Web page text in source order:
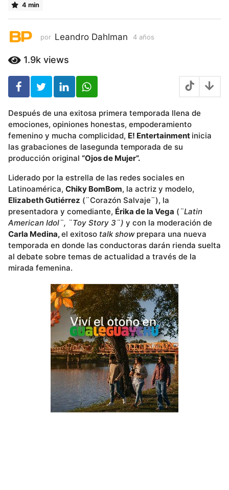
a
o
s
4 min
por Leandro Dahlman 4 años
1.9k views
Después de una exitosa primera temporada llena de
emociones, opiniones honestas, empoderamiento
femenino y mucha complicidad, E! Entertainment inicia
las grabaciones de lasegunda temporada de su
producción original “Ojos de Mujer”.
Liderado por la estrella de las redes sociales en
Latinoamérica, Chiky BomBom, la actriz y modelo,
Elizabeth Gutiérrez (¨Corazón Salvaje¨), la
presentadora y comediante, Érika de la Vega ( ¨Latin
American Idol¨, ¨Toy Story 3¨) y con la moderación de
Carla Medina,el exitoso talk showprepara una nueva
temporada en donde las conductoras darán rienda suelta
al debate sobre temas de actualidad a través de la
mirada femenina.